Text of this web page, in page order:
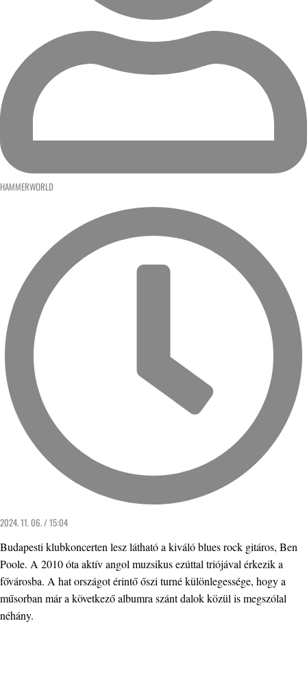
HAMMERWORLD
2024. 11. 06. / 15:04
Budapesti klubkoncerten lesz látható a kiváló blues rock gitáros, Ben
Poole. A 2010 óta aktív angol muzsikus ezúttal triójával érkezik a
fővárosba. A hat országot érintő őszi turné különlegessége, hogy a
műsorban már a következő albumra szánt dalok közül is megszólal
néhány.